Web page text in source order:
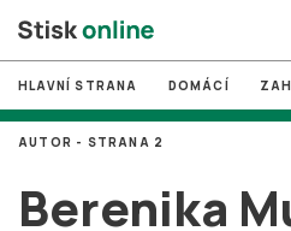
# MUNI
# Brno
HLAVNÍ STRANA DOMÁCÍ
Berenika
AUTOR - STRANA 2